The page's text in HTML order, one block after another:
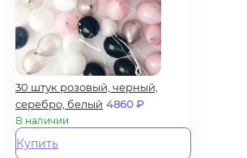
30 штук розовый, черный,
серебро, белый 4860₽
В наличии
Купить